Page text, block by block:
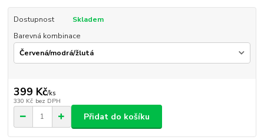
Dostupnost
Skladem
Barevná kombinace
399 Kč/ks
330 Kč bez DPH
Přidat do košíku